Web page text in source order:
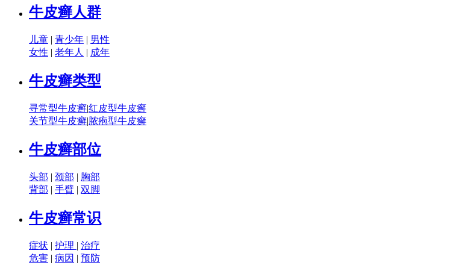
牛皮癣人群
儿童 | 青少年 | 男性
女性 | 老年人 | 成年
牛皮癣类型
寻常型牛皮癣|红皮型牛皮癣
关节型牛皮癣|脓疱型牛皮癣
牛皮癣部位
头部 | 颈部 | 胸部
背部 | 手臂 | 双脚
牛皮癣常识
症状 | 护理 | 治疗
危害 | 病因 | 预防